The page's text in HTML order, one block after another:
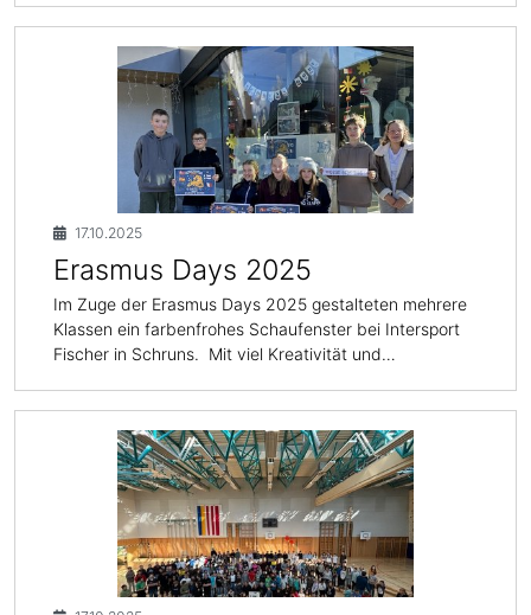
17.10.2025
Erasmus Days 2025
Im Zuge der Erasmus Days 2025 gestalteten mehrere
Klassen ein farbenfrohes Schaufenster bei Intersport
Fischer in Schruns. Mit viel Kreativität und…